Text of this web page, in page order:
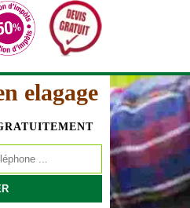
elagage